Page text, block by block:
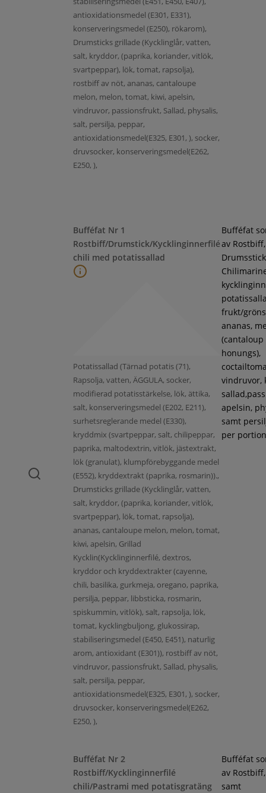
antioxidationsmedel (E301, E331),
konserveringsmedel (E250), rökarom),
Drumsticks grillade (Kycklinglår, vatten,
salt, kryddor, (paprika, koriander, vitlök,
svartpeppar), lök, tomat, rapsolja),
rostbiff av nöt, ananas, cantaloupe
melon, melon, tomat, kiwi, apelsin,
vindruvor, passionsfrukt, Sallad, physalis,
salt, persilja, peppar,
antioxidationsmedel(E325, E301, ), socker,
druvsocker, konserveringsmedel(E262,
E250, ),
Bufféfat Nr 1
Rostbiff/Drumstick/Kycklinginnerfilé
chili med potatissallad
Potatissallad (Tärnad potatis (71),
Rapsolja, vatten, ÄGGULA, socker,
modifierad potatisstärkelse, lök, ättika,
salt, konserveringsmedel (E202, E211),
surhetsreglerande medel (E330),
kryddmix (svartpeppar, salt, chilipeppar,
paprika, maltodextrin, vitlök, jästextrakt,
lök (granulat), klumpförebyggande medel
(E552), kryddextrakt (paprika, rosmarin)).,
Drumsticks grillade (Kycklinglår, vatten,
salt, kryddor, (paprika, koriander, vitlök,
svartpeppar), lök, tomat, rapsolja),
ananas, cantaloupe melon, melon, tomat,
kiwi, apelsin, Grillad
Kycklin(Kycklinginnerfilé, dextros,
kryddor och kryddextrakter (cayenne,
chili, basilika, gurkmeja, oregano, paprika,
persilja, peppar, libbsticka, rosmarin,
spiskummin, vitlök), salt, rapsolja, lök,
tomat, kycklingbuljong, glukossirap,
stabiliseringsmedel (E450, E451), naturlig
arom, antioxidant (E301)), rostbiff av nöt,
vindruvor, passionsfrukt, Sallad, physalis,
salt, persilja, peppar,
antioxidationsmedel(E325, E301, ), socker,
druvsocker, konserveringsmedel(E262,
E250, ),
Bufféfat
av Rostbiff,
frukt/
ananas,
(cantaloup
honungs),
vindruvor,
apelsin,
samt
per
Bufféfat Nr 2
Rostbiff/Kycklinginnerfilé
chili/Pastrami med potatisgratäng
Bufféfat
av
samt